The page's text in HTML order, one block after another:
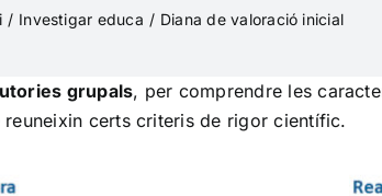
Investigar educa Diana de valoració inicial
grupals, per comprendre les
certs criteris de rigor científic.